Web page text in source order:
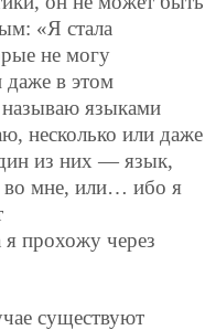
«Я стала
не могу
даже в этом
языками
несколько или даже
из них — язык,
во мне, или… ибо я
прохожу через
существуют